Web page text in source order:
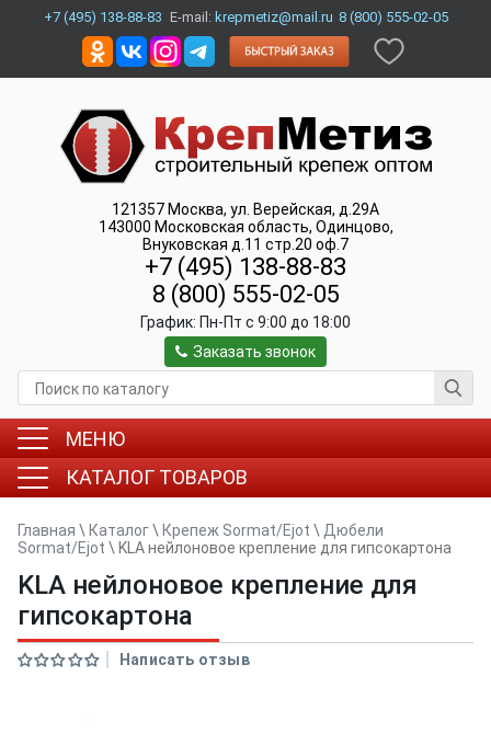
+7 (495) 138-88-83 E-mail: krepmetiz@mail.ru 8 (800) 555-02-05
121357 Москва, ул. Верейская, д.29А
143000 Московская область, Одинцово,
Внуковская д.11 стр.20 оф.7
+7 (495) 138-88-83
8 (800) 555-02-05
График: Пн-Пт c 9:00 до 18:00
Заказать звонок
МЕНЮ
КАТАЛОГ ТОВАРОВ
Главная \ Каталог\ Крепеж Sormat/Ejot \ Дюбели
Sormat/Ejot \ KLA нейлоновое крепление для гипсокартона
KLA нейлоновое крепление для
гипсокартона
Написать отзыв